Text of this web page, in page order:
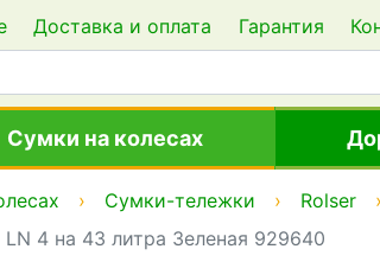
Доставка и оплата Гарантия
Сумки на колесах
Сумки-тележки Rolser
4 на 43 литра Зеленая 929640